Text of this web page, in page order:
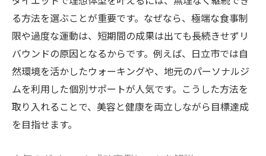
る方法を選ぶことが重要です。なぜなら、極端な食事制
限や過度な運動は、短期間の成果は出ても長続きせずリ
バウンドの原因となるからです。例えば、日立市では自
然環境を活かしたウォーキングや、地元のパーソナルジ
ムを利用した個別サポートが人気です。こうした方法を
取り入れることで、美容と健康を両立しながら目標達成
を目指せます。